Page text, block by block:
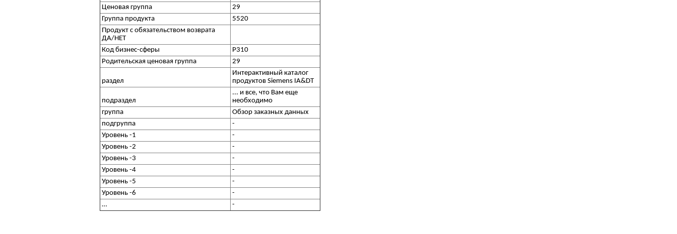
Ценовая группа
29
Группа продукта
5520
Продукт с обязательством возврата
ДА/НЕТ
Код бизнес-сферы
P310
Родительская ценовая группа
29
раздел
Интерактивный каталог
продуктов Siemens IA&DT
подраздел
... и все, что Вам еще
необходимо
группа
Обзор заказных данных
подгруппа
-
Уровень -1
-
Уровень -2
-
Уровень -3
-
Уровень -4
-
Уровень -5
-
Уровень -6
-
…
-